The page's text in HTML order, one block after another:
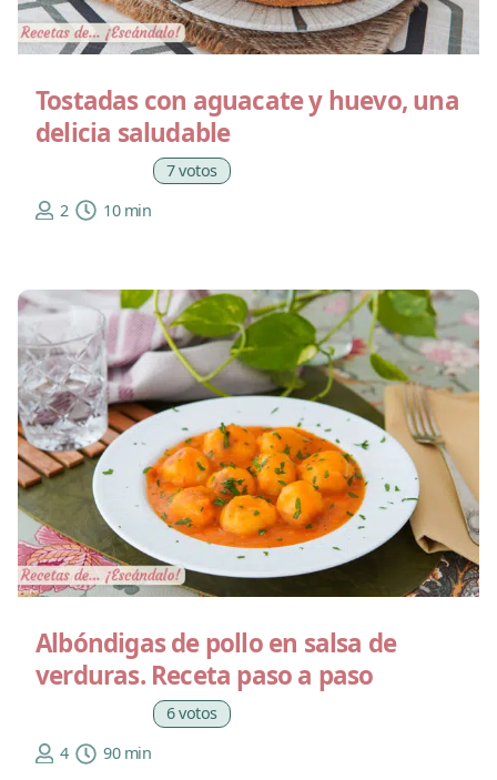
Tostadas con aguacate y huevo, una
delicia saludable
7 votos
2
10 min
Albóndigas de pollo en salsa de
verduras. Receta paso a paso
6 votos
4
90 min